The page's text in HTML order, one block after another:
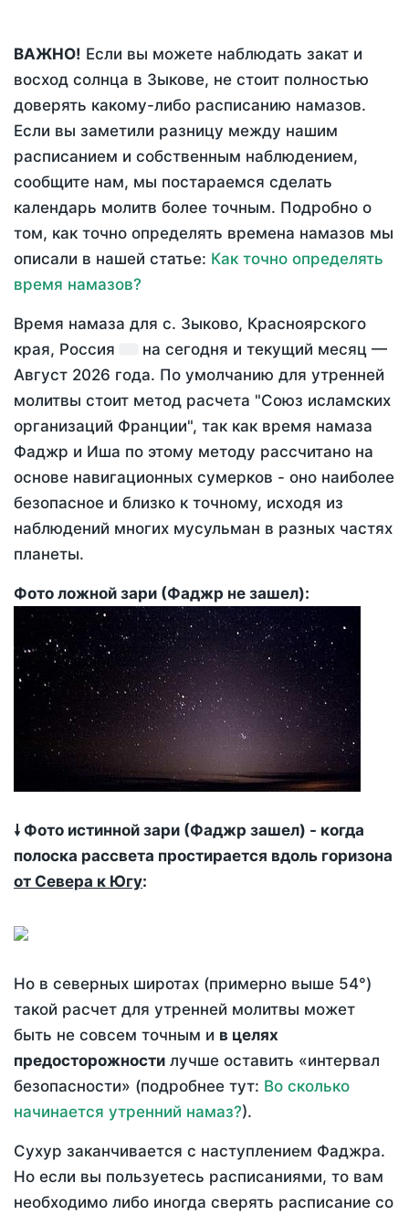
ВАЖНО! Если вы можете наблюдать закат и
восход солнца в Зыкове, не стоит полностью
доверять какому-либо расписанию намазов.
Если вы заметили разницу между нашим
расписанием и собственным наблюдением,
сообщите нам, мы постараемся сделать
календарь молитв более точным. Подробно о
том, как точно определять времена намазов мы
описали в нашей статье: Как точно определять
время намазов?
Время намаза для с. Зыково, Красноярского
края, Россия
на сегодня и текущий месяц —
Август 2026 года. По умолчанию для утренней
молитвы стоит метод расчета "Союз исламских
организаций Франции", так как время намаза
Фаджр и Иша по этому методу рассчитано на
основе навигационных сумерков - оно наиболее
безопасное и близко к точному, исходя из
наблюдений многих мусульман в разных частях
планеты.
Фото ложной зари (Фаджр не зашел):
🠗 Фото истинной зари (Фаджр зашел) - когда
полоска рассвета простирается вдоль горизона
от Севера к Югу:
Но в северных широтах (примерно выше 54°)
такой расчет для утренней молитвы может
быть не совсем точным и в целях
предосторожности лучше оставить «интервал
безопасности» (подробнее тут: Во сколько
начинается утренний намаз?).
Сухур заканчивается с наступлением Фаджра.
Но если вы пользуетесь расписаниями, то вам
необходимо либо иногда сверять расписание со